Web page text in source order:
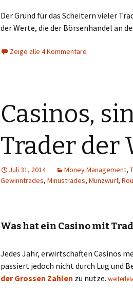
Der Grund für das Scheitern vieler
der Werte, die der Börsenhandel an
Zeige alle 4 Kommentare
Casinos,
Trader der
Juli 31, 2014 Money Management,
Gewinntrades, Minustrades, Münzwurf,
Was hat ein Casino mit
Jedes Jahr, erwirtschaften Casinos
passiert jedoch nicht durch Lug und
der Grossen Zahlen zu nutze. Casinos,